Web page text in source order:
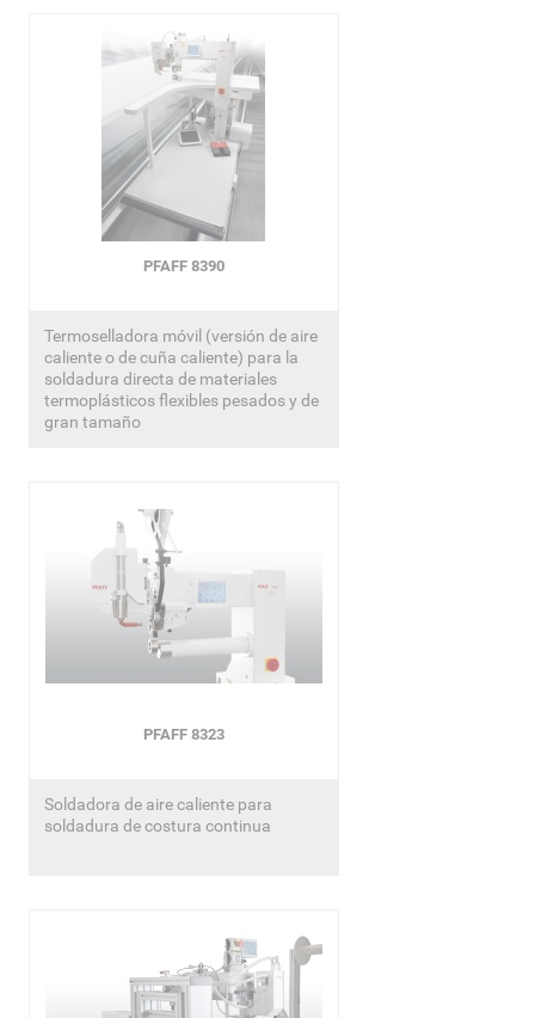
PFAFF 8390
Termoselladora móvil (versión de aire
caliente o de cuña caliente) para la
soldadura directa de materiales
termoplásticos flexibles pesados y de
gran tamaño
PFAFF 8323
Soldadora de aire caliente para
soldadura de costura continua